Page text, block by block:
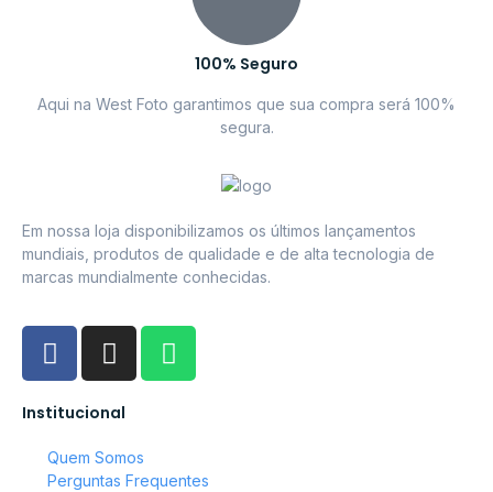
100% Seguro
Aqui na West Foto garantimos que sua compra será 100%
segura.
Em nossa loja disponibilizamos os últimos lançamentos
mundiais, produtos de qualidade e de alta tecnologia de
marcas mundialmente conhecidas.
Institucional
Quem Somos
Perguntas Frequentes